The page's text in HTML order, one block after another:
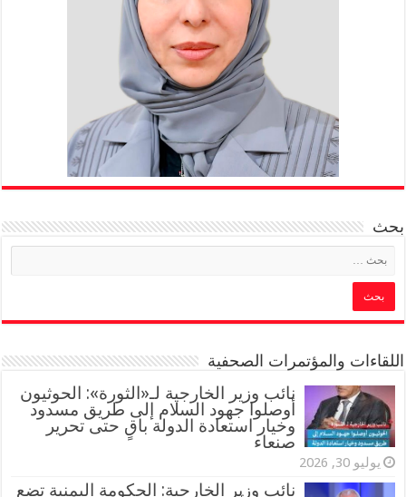
بحث
اللقاءات والمؤتمرات الصحفية
‏نائب وزير الخارجية لـ«الثورة»: الحوثيون
أوصلوا جهود السلام إلى طريق مسدود
وخيار استعادة الدولة باقٍ حتى تحرير
صنعاء
يوليو 30, 2026
نائب وزير الخارجية: الحكومة اليمنية تضع